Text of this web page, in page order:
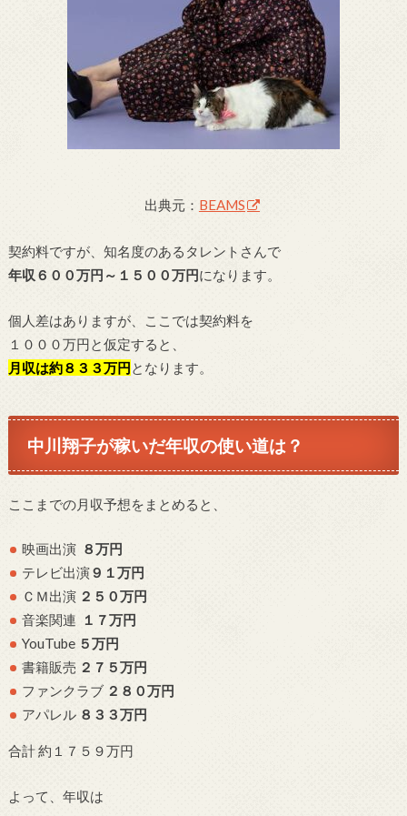
出典元： BEAMS
契約料ですが、知名度のあるタレントさんで
年収６００万円～１５００万円になります。
個人差はありますが、ここでは契約料を
１０００万円と仮定すると、
月収は約８３３万円となります。
中川翔子が稼いだ年収の使い道は？
ここまでの月収予想をまとめると、
映画出演 ８万円
テレビ出演９１万円
ＣＭ出演 ２５０万円
音楽関連
１７万円
YouTube ５万円
書籍販売 ２７５万円
ファンクラブ ２８０万円
アパレル ８３３万円
合計 約１７５９万円
よって、年収は